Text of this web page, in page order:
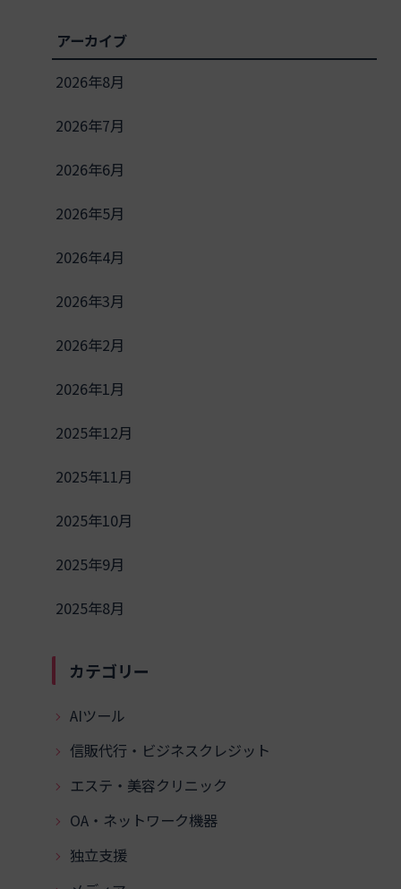
アーカイブ
2026年8月
2026年7月
2026年6月
2026年5月
2026年4月
2026年3月
2026年2月
2026年1月
2025年12月
2025年11月
2025年10月
2025年9月
2025年8月
カテゴリー
AIツール
信販代行・ビジネスクレジット
エステ・美容クリニック
OA・ネットワーク機器
独立支援